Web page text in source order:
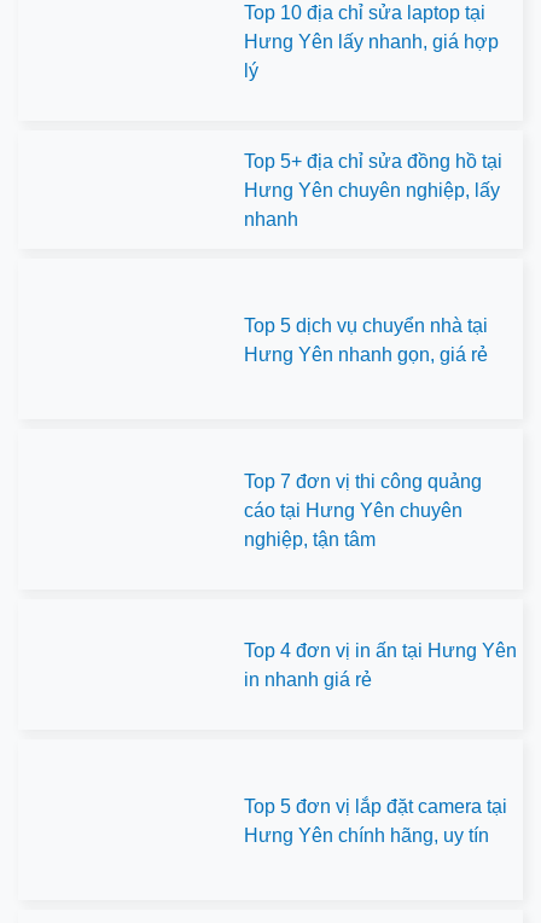
Top 10 địa chỉ sửa laptop tại
Hưng Yên lấy nhanh, giá hợp
lý
Top 5+ địa chỉ sửa đồng hồ tại
Hưng Yên chuyên nghiệp, lấy
nhanh
Top 5 dịch vụ chuyển nhà tại
Hưng Yên nhanh gọn, giá rẻ
Top 7 đơn vị thi công quảng
cáo tại Hưng Yên chuyên
nghiệp, tận tâm
Top 4 đơn vị in ấn tại Hưng Yên
in nhanh giá rẻ
Top 5 đơn vị lắp đặt camera tại
Hưng Yên chính hãng, uy tín